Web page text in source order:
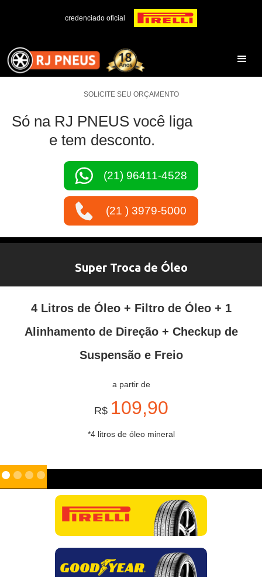
credenciado oficial
SOLICITE SEU ORÇAMENTO
Só na RJ PNEUS você liga
e tem desconto.
(21) 96411-4528
(21 ) 3979-5000
Super Troca de Óleo
4 Litros de Óleo + Filtro de Óleo + 1
Alinhamento de Direção + Checkup de
Suspensão e Freio
a partir de
R$ 109,90
*4 litros de óleo mineral